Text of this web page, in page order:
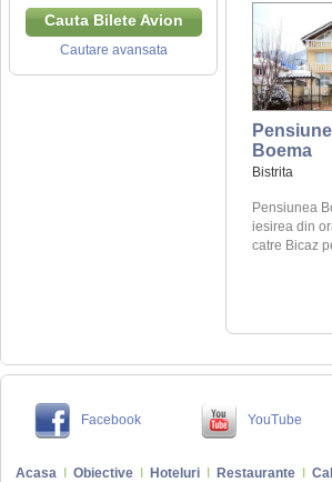
Cauta Bilete Avion
Cautare avansata
Boema
Bistrita
Pensiunea
iesirea din
catre Bicaz
Facebook YouTube
Acasa Obiective Hoteluri Restaurante